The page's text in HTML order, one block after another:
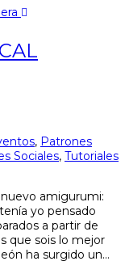
, Patrones
Sociales, Tutoriales
nuevo amigurumi:
yo pensado
a partir de
que sois lo mejor
ha surgido un…